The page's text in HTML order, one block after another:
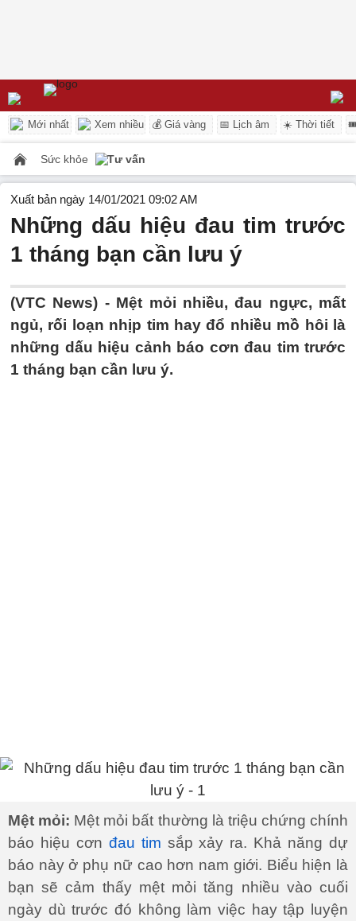
Mới nhất Xem nhiều 💰 Giá vàng 📅 Lịch âm ☀️ Thời tiết
Sức khỏe Tư vấn
Xuất bản ngày 14/01/2021 09:02 AM
Những dấu hiệu đau tim trước
1 tháng bạn cần lưu ý
(VTC News) - Mệt mỏi nhiều, đau ngực, mất
ngủ, rối loạn nhịp tim hay đổ nhiều mồ hôi là
những dấu hiệu cảnh báo cơn đau tim trước
1 tháng bạn cần lưu ý.
Mệt mỏi: Mệt mỏi bất thường là triệu chứng chính
báo hiệu cơn đau tim sắp xảy ra. Khả năng dự
báo này ở phụ nữ cao hơn nam giới. Biểu hiện là
bạn sẽ cảm thấy mệt mỏi tăng nhiều vào cuối
ngày dù trước đó không làm việc hay tập luyện